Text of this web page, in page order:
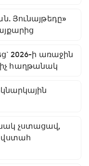
Յունայթեդը»
2026-ի առաջին
հաղթանակ
չստացավ,
վստահ